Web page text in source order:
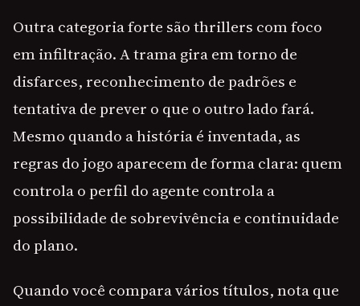
Outra categoria forte são thrillers com foco
em infiltração. A trama gira em torno de
disfarces, reconhecimento de padrões e
tentativa de prever o que o outro lado fará.
Mesmo quando a história é inventada, as
regras do jogo aparecem de forma clara: quem
controla o perfil do agente controla a
possibilidade de sobrevivência e continuidade
do plano.
Quando você compara vários títulos, nota que